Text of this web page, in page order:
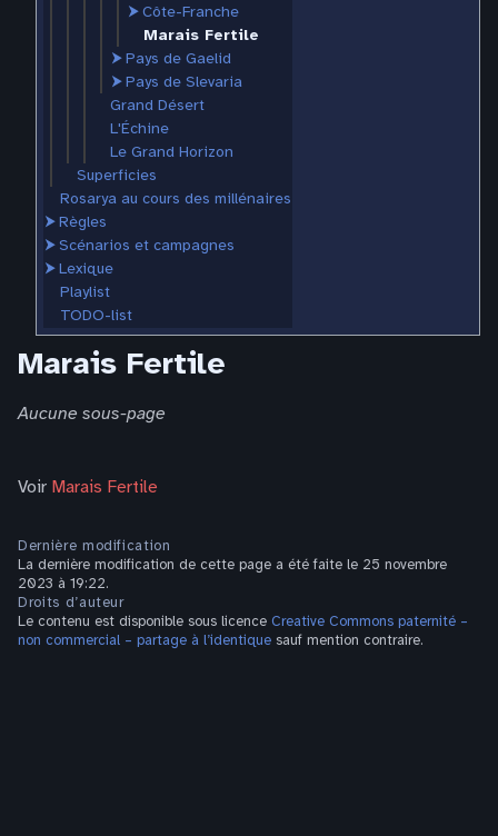
⮞Côte-Franche
Marais Fertile
⮞Pays de Gaelid
⮞Pays de Slevaria
Grand Désert
L'Échine
Le Grand Horizon
Superficies
Rosarya au cours des millénaires
⮞Règles
⮞Scénarios et campagnes
⮞Lexique
Playlist
TODO-list
Marais Fertile
Aucune sous-page
Voir Marais Fertile
Dernière modification
La dernière modification de cette page a été faite le 25 novembre
2023 à 19:22.
Droits d’auteur
Le contenu est disponible sous licence Creative Commons paternité –
non commercial – partage à l’identique sauf mention contraire.